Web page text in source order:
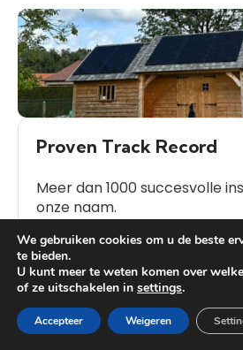
Proven Track Record
Meer dan 1000 succesvolle
onze naam.
Veelgestelde
We gebruiken cookies om u de beste
te bieden.
U kunt meer te weten komen over
of ze uitschakelen in settings.
Accepteer Weigeren